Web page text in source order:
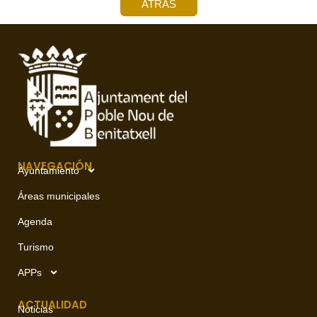
ATRÁS
NAVEGACIÓN
Ayuntamiento
Áreas municipales
Agenda
Turismo
APPs
ACTUALIDAD
Noticias